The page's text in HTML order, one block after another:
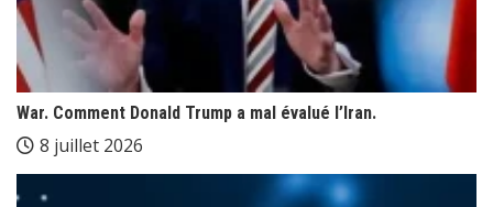
War. Comment Donald Trump a mal évalué l’Iran.
8 juillet 2026